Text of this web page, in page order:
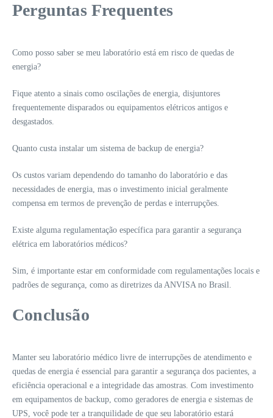
Perguntas Frequentes
Como posso saber se meu laboratório está em risco de quedas de
energia?
Fique atento a sinais como oscilações de energia, disjuntores
frequentemente disparados ou equipamentos elétricos antigos e
desgastados.
Quanto custa instalar um sistema de backup de energia?
Os custos variam dependendo do tamanho do laboratório e das
necessidades de energia, mas o investimento inicial geralmente
compensa em termos de prevenção de perdas e interrupções.
Existe alguma regulamentação específica para garantir a segurança
elétrica em laboratórios médicos?
Sim, é importante estar em conformidade com regulamentações locais e
padrões de segurança, como as diretrizes da ANVISA no Brasil.
Conclusão
Manter seu laboratório médico livre de interrupções de atendimento e
quedas de energia é essencial para garantir a segurança dos pacientes, a
eficiência operacional e a integridade das amostras. Com investimento
em equipamentos de backup, como geradores de energia e sistemas de
UPS, você pode ter a tranquilidade de que seu laboratório estará